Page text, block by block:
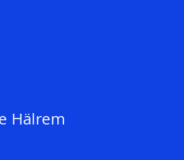
Hälrem